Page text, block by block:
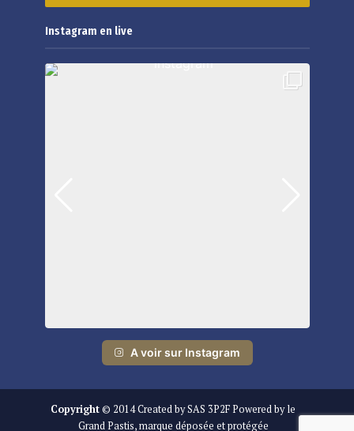
Instagram en live
A voir sur Instagram
Copyright© 2014 Created by SAS 3P2F Powered by le
Grand Pastis, marque déposée et protégée